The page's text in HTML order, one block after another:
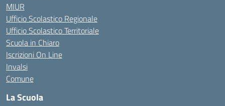
MIUR
Ufficio Scolastico Regionale
Ufficio Scolastico Territoriale
Scuola in Chiaro
Iscrizioni On Line
Invalsi
Comune
La Scuola